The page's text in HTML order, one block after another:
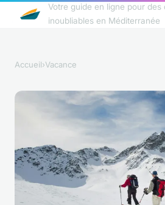
Votre guide en ligne pour des
inoubliables en Méditerranée
Accueil›Vacance